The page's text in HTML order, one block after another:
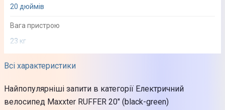
Всі характеристики
20 дюймів
Вага пристрою
23 кг
Розташування гальмівної системи
Найпопулярніші запити в категорії Електричний
велосипед Maxxter RUFFER 20" (black-green)